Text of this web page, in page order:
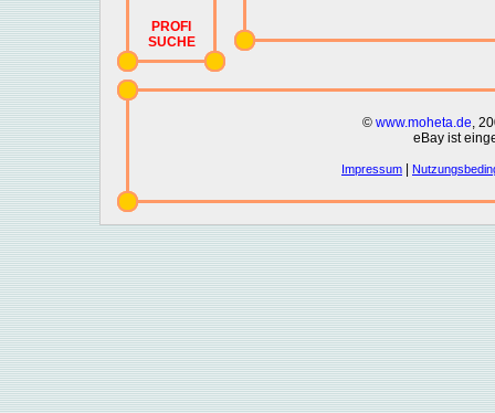
PROFI
SUCHE
© www.moheta.de,
eBay ist
Impressum